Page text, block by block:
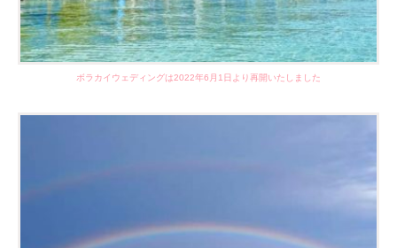
ボラカイウェディングは2022年6月1日より再開いたしました